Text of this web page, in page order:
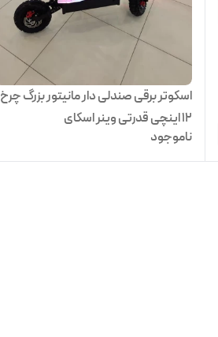
اسکوتر برقی صندلی دار مانیتور بزرگ چرخ
۱۲ اینچی قدرتی وینر اسکای
ناموجود